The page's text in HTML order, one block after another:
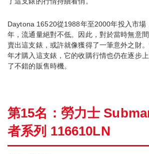
Daytona 16520從1988年至2000年投入市場
年，流通量絕對不低。因此，對於當時無意
賣出這支錶，或許就像獲得了一筆意外之財
年才購入這支錶，它的收購行情也仍在逐步
了不錯的販售時機。
第15名：勞力士
者系列 116610LN